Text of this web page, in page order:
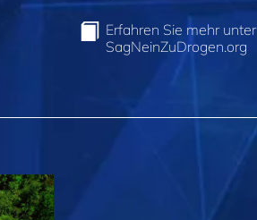
Erfahren Sie mehr unter
SagNeinZuDrogen.org